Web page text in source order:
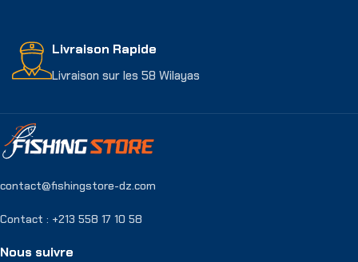
Livraison Rapide
Livraison sur les 58 Wilayas
contact@fishingstore-dz.com
Contact : +213 558 17 10 58
Nous suivre